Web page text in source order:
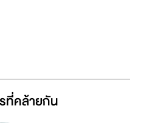
ที่่คล้ายกัน